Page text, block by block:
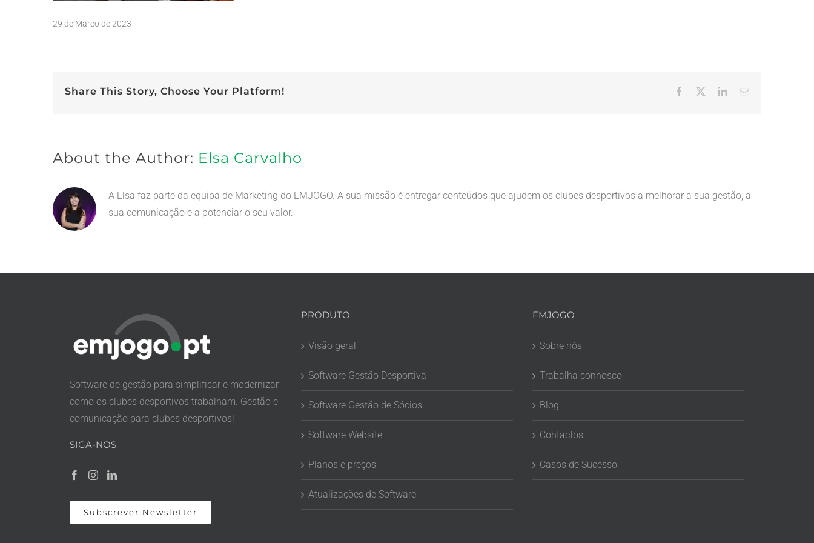
29 de Março de 2023
Share This Story, Choose Your Platform! Facebook LinkedInEmail
About the Author: Elsa Carvalho
A Elsa faz parte da equipa de Marketing do EMJOGO. A sua missão é entregar conteúdos que ajudem os clubes desportivos a melhorar a sua gestão, a
sua comunicação e a potenciar o seu valor.
Software de gestão para simplificar e modernizar
como os clubes desportivos trabalham. Gestão e
comunicação para clubes desportivos!
SIGA-NOS
Subscrever Newsletter
PRODUTO
Visão geral
Software Gestão Desportiva
Software Gestão de Sócios
Software Website
Planos e preços
Atualizações de Software
EMJOGO
Sobre nós
Trabalha connosco
Blog
Contactos
Casos de Sucesso